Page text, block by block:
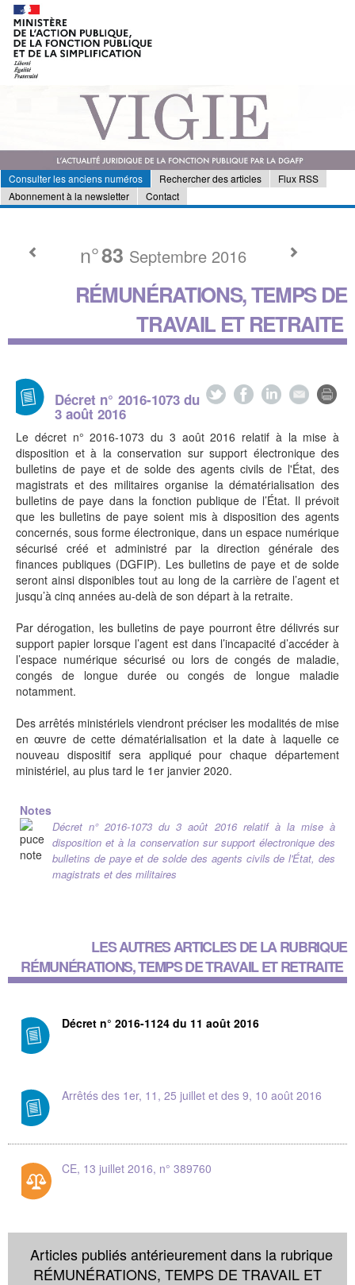
Consulter les anciens numéros Rechercher des articles
Flux RSS
Abonnement à la newsletter
Contact
n°83 Septembre 2016
RÉMUNÉRATIONS, TEMPS DE
TRAVAIL ET RETRAITE
Décret n° 2016-1073 du
3 août 2016
Le décret n° 2016-1073 du 3 août 2016 relatif à la mise à
disposition et à la conservation sur support électronique des
bulletins de paye et de solde des agents civils de l'État, des
magistrats et des militaires organise la dématérialisation des
bulletins de paye dans la fonction publique de l’État. Il prévoit
que les bulletins de paye soient mis à disposition des agents
concernés, sous forme électronique, dans un espace numérique
sécurisé créé et administré par la direction générale des
finances publiques (DGFIP). Les bulletins de paye et de solde
seront ainsi disponibles tout au long de la carrière de l’agent et
jusqu’à cinq années au-delà de son départ à la retraite.
Par dérogation, les bulletins de paye pourront être délivrés sur
support papier lorsque l’agent est dans l’incapacité d’accéder à
l’espace numérique sécurisé ou lors de congés de maladie,
congés de longue durée ou congés de longue maladie
notamment.
Des arrêtés ministériels viendront préciser les modalités de mise
en œuvre de cette dématérialisation et la date à laquelle ce
nouveau dispositif sera appliqué pour chaque département
ministériel, au plus tard le 1er janvier 2020.
Notes
Décret n° 2016-1073 du 3 août 2016 relatif à la mise à
disposition et à la conservation sur support électronique des
bulletins de paye et de solde des agents civils de l'État, des
magistrats et des militaires
LES AUTRES ARTICLES DE LA RUBRIQUE
RÉMUNÉRATIONS, TEMPS DE TRAVAIL ET RETRAITE
Décret n° 2016-1124 du 11 août 2016
Arrêtés des 1er, 11, 25 juillet et des 9, 10 août 2016
CE, 13 juillet 2016, n° 389760
Articles publiés antérieurement dans la rubrique
RÉMUNÉRATIONS, TEMPS DE TRAVAIL ET